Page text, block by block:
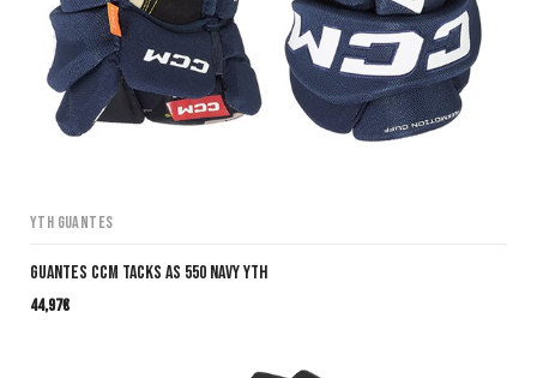
YTH Guantes
GUANTES CCM TACKS AS 550 NAVY YTH
44,97€